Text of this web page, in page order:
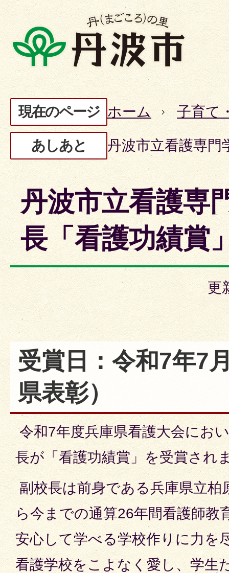
現在のページ ホーム 子育て
あしあと 丹波市立看護専門
丹波市立看護専
長「看護功績賞
更
受賞日：令和7年7
県表彰）
令和7年度兵庫県看護大会にお
長が「看護功績賞」を受賞され
副校長は前身である兵庫県立柏
ら今までの通算26年間看護師教
安心して学べる学校作りに力を
看護学校をこよなく愛し、学生